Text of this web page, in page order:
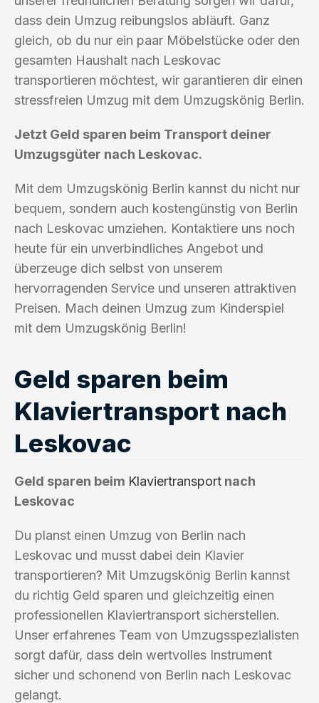
dass dein Umzug reibungslos abläuft. Ganz
gleich, ob du nur ein paar Möbelstücke oder den
gesamten Haushalt nach Leskovac
transportieren möchtest, wir garantieren dir einen
stressfreien Umzug mit dem Umzugskönig Berlin.
Jetzt Geld sparen beim Transport deiner
Umzugsgüter nach Leskovac.
Mit dem Umzugskönig Berlin kannst du nicht nur
bequem, sondern auch kostengünstig von Berlin
nach Leskovac umziehen. Kontaktiere uns noch
heute für ein unverbindliches Angebot und
überzeuge dich selbst von unserem
hervorragenden Service und unseren attraktiven
Preisen. Mach deinen Umzug zum Kinderspiel
mit dem Umzugskönig Berlin!
Geld sparen beim
Klaviertransport nach
Leskovac
Geld sparen beim Klaviertransport nach
Leskovac
Du planst einen Umzug von Berlin nach
Leskovac und musst dabei dein Klavier
transportieren? Mit Umzugskönig Berlin kannst
du richtig Geld sparen und gleichzeitig einen
professionellen Klaviertransport sicherstellen.
Unser erfahrenes Team von Umzugsspezialisten
sorgt dafür, dass dein wertvolles Instrument
sicher und schonend von Berlin nach Leskovac
gelangt.